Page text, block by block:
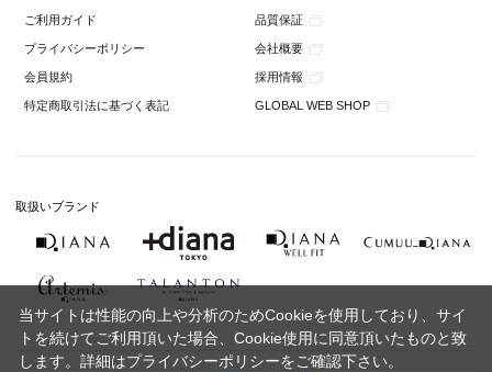
ご利用ガイド 品質保証
プライバシーポリシー 会社概要
会員規約 採用情報
特定商取引法に基づく表記 GLOBAL WEB SHOP
取扱いブランド
当サイトは性能の向上や分析のためCookieを使用しており、サイ
トを続けてご利用頂いた場合、Cookie使用に同意頂いたものと致
します。詳細はプライバシーポリシーをご確認下さい。